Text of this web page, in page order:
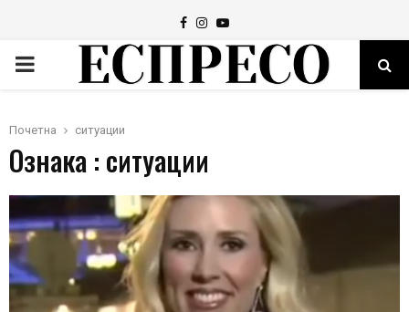
Facebook
Instagram
Youtube
PRIMARY
Почетна ситуации
Ознака : ситуации